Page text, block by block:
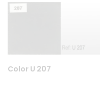
Color U 207